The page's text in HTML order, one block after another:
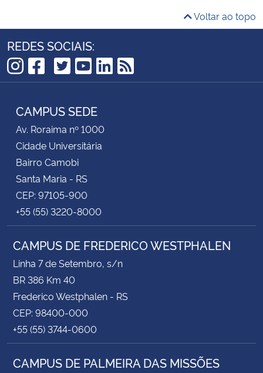
Voltar ao topo
REDES SOCIAIS:
Instagram
Facebook
TikTok
Twitter
YouTube
LinkedIn
RSS
CAMPUS SEDE
Av. Roraima nº 1000
Cidade Universitária
Bairro Camobi
Santa Maria - RS
CEP: 97105-900
+55 (55) 3220-8000
CAMPUS DE FREDERICO WESTPHALEN
Linha 7 de Setembro, s/n
BR 386 Km 40
Frederico Westphalen - RS
CEP: 98400-000
+55 (55) 3744-0600
CAMPUS DE PALMEIRA DAS MISSÕES